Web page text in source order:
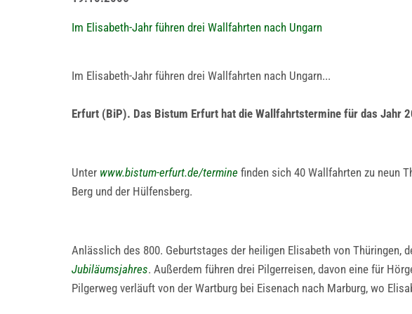
Im Elisabeth-Jahr führen drei Wallfahrten nach Ungarn
Im Elisabeth-Jahr führen drei Wallfahrten nach Ungarn...
Erfurt (BiP). Das Bistum Erfurt hat die Wallfahrtstermine für das Jahr
Unter www.bistum-erfurt.de/termine finden sich 40 Wallfahrten zu neun
Berg und der Hülfensberg.
Anlässlich des 800. Geburtstages der heiligen Elisabeth von
Jubiläumsjahres. Außerdem führen drei Pilgerreisen, davon eine für
Pilgerweg verläuft von der Wartburg bei Eisenach nach Marburg, wo